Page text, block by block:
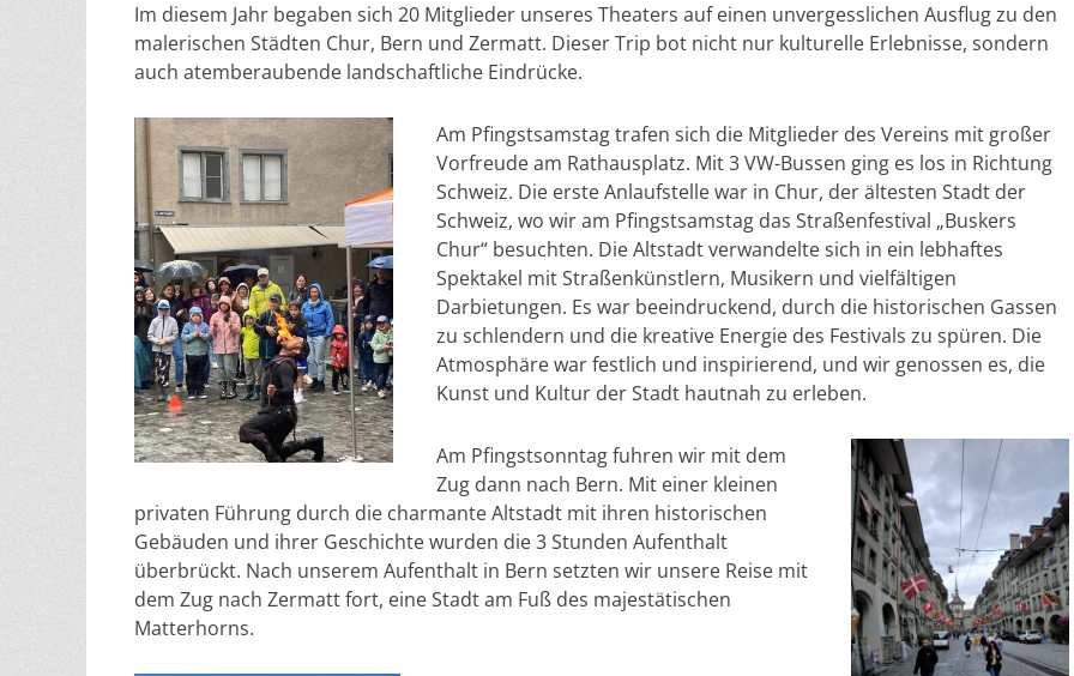
Im diesem Jahr begaben sich 20 Mitglieder unseres Theaters auf einen unvergesslichen Ausflug zu den
malerischen Städten Chur, Bern und Zermatt. Dieser Trip bot nicht nur kulturelle Erlebnisse, sondern
auch atemberaubende landschaftliche Eindrücke.
Am Pfingstsamstag trafen sich die Mitglieder des Vereins mit großer
Vorfreude am Rathausplatz. Mit 3 VW-Bussen ging es los in Richtung
Schweiz. Die erste Anlaufstelle war in Chur, der ältesten Stadt der
Schweiz, wo wir am Pfingstsamstag das Straßenfestival „Buskers
Chur“ besuchten. Die Altstadt verwandelte sich in ein lebhaftes
Spektakel mit Straßenkünstlern, Musikern und vielfältigen
Darbietungen. Es war beeindruckend, durch die historischen Gassen
zu schlendern und die kreative Energie des Festivals zu spüren. Die
Atmosphäre war festlich und inspirierend, und wir genossen es, die
Kunst und Kultur der Stadt hautnah zu erleben.
Am Pfingstsonntag fuhren wir mit dem
Zug dann nach Bern. Mit einer kleinen
privaten Führung durch die charmante Altstadt mit ihren historischen
Gebäuden und ihrer Geschichte wurden die 3 Stunden Aufenthalt
überbrückt. Nach unserem Aufenthalt in Bern setzten wir unsere Reise mit
dem Zug nach Zermatt fort, eine Stadt am Fuß des majestätischen
Matterhorns.